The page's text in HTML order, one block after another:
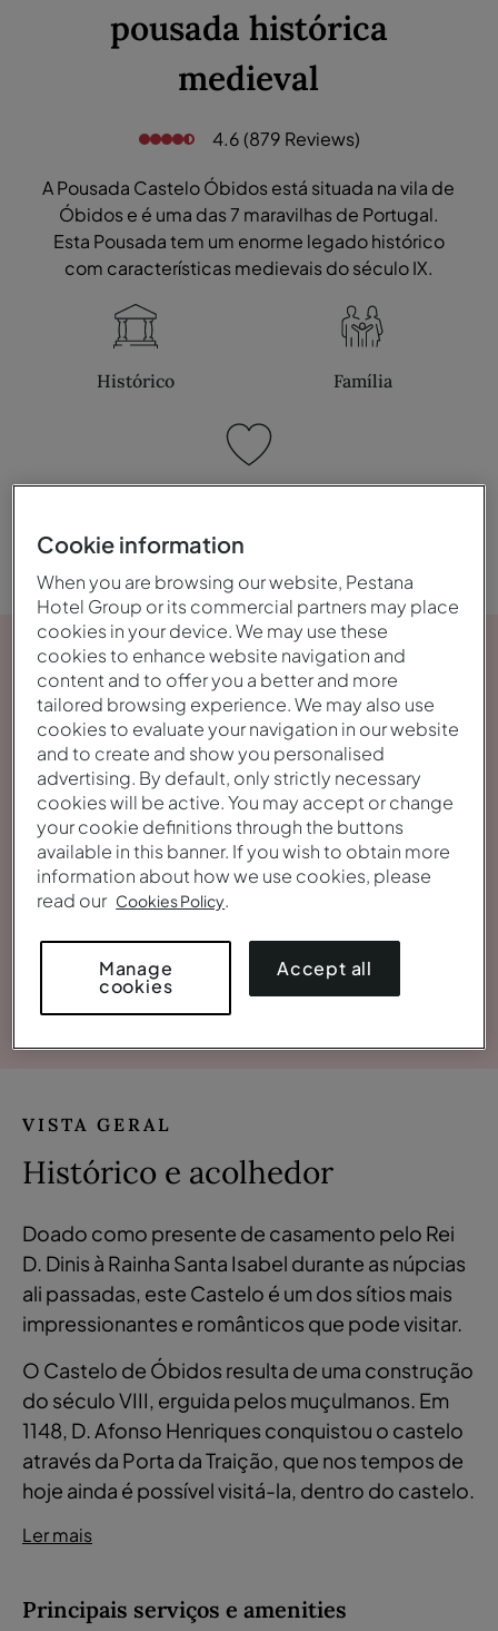
pousada histórica
medieval
4.6 (879 Reviews)
A Pousada Castelo Óbidos está situada na vila de
Óbidos e é uma das 7 maravilhas de Portugal.
Esta Pousada tem um enorme legado histórico
com características medievais do século IX.
Histórico Família
Ver galeria
VISTA GERAL
Histórico e acolhedor
Doado como presente de casamento pelo Rei
D. Dinis à Rainha Santa Isabel durante as núpcias
ali passadas, este Castelo é um dos sítios mais
impressionantes e românticos que pode visitar.
O Castelo de Óbidos resulta de uma construção
do século VIII, erguida pelos muçulmanos. Em
1148, D. Afonso Henriques conquistou o castelo
através da Porta da Traição, que nos tempos de
hoje ainda é possível visitá-la, dentro do castelo.
Ler mais
Principais serviços e amenities
Cookie information
When you are browsing our website, Pestana
Hotel Group or its commercial partners may place
cookies in your device. We may use these
cookies to enhance website navigation and
content and to offer you a better and more
tailored browsing experience. We may also use
cookies to evaluate your navigation in our website
and to create and show you personalised
advertising. By default, only strictly necessary
cookies will be active. You may accept or change
your cookie definitions through the buttons
available in this banner. If you wish to obtain more
information about how we use cookies, please
read our Cookies Policy.
Accept all
Manage
cookies